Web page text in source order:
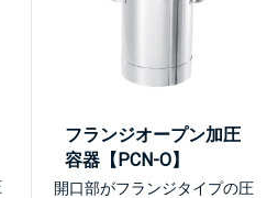
フランジオープン加圧
容器【PCN-O】
開口部がフランジタイプの圧